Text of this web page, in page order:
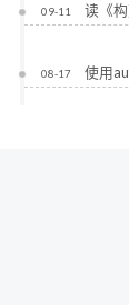
09-11 读《
08-17 使用